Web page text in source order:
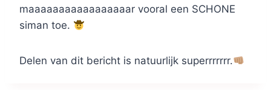
maaaaaaaaaaaaaaaaar vooral een SCHONE
siman toe.
Delen van dit bericht is natuurlijk superrrrrrr.